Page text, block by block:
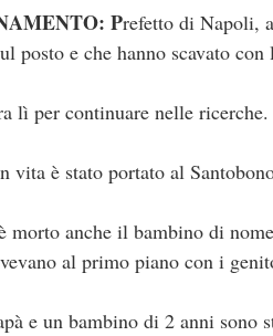
Prefetto di Napoli,
posto e che hanno scavato con
lì per continuare nelle
vita è stato portato al
morto anche il bambino di
al primo piano con i
e un bambino di 2 anni sono